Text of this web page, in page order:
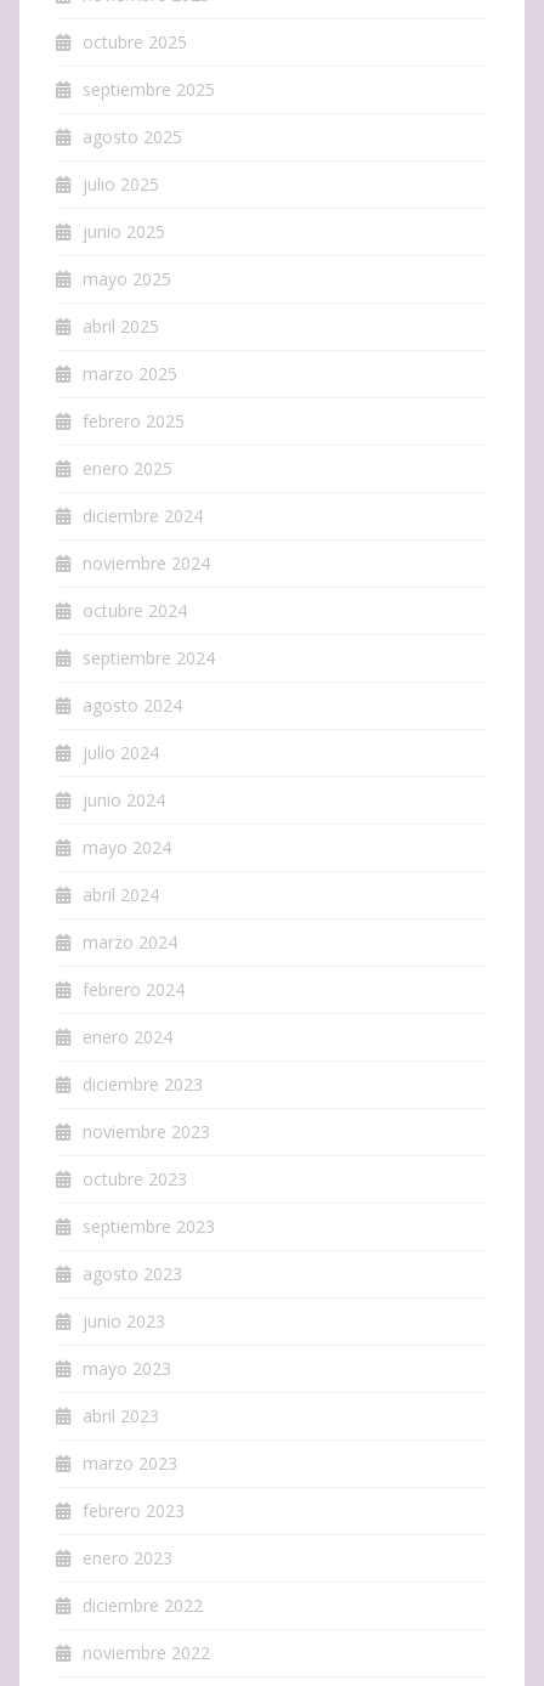
octubre 2025
septiembre 2025
agosto 2025
julio 2025
junio 2025
mayo 2025
abril 2025
marzo 2025
febrero 2025
enero 2025
diciembre 2024
noviembre 2024
octubre 2024
septiembre 2024
agosto 2024
julio 2024
junio 2024
mayo 2024
abril 2024
marzo 2024
febrero 2024
enero 2024
diciembre 2023
noviembre 2023
octubre 2023
septiembre 2023
agosto 2023
junio 2023
mayo 2023
abril 2023
marzo 2023
febrero 2023
enero 2023
diciembre 2022
noviembre 2022